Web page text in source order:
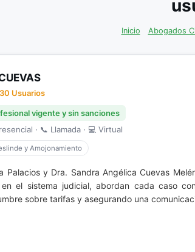
Inicio Abogados
30 Usuarios
vigente y sin sanciones
· 📞 Llamada · 💻 Virtual
y Amojonamiento
Palacios y Dra. Sandra Angélica Cuevas
el sistema judicial, abordan cada caso
sobre tarifas y asegurando una